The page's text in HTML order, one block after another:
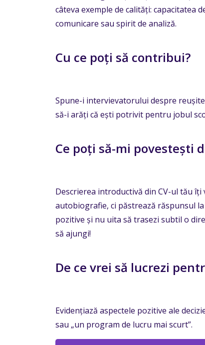
câteva exemple de calități: capacitatea
comunicare sau spirit de analiză.
Cu ce poți să contribui?
Spune-i intervievatorului despre
să-i arăți că ești potrivit pentru jobul
Ce poți să-mi povestești
Descrierea introductivă din CV-ul tău
autobiografie, ci păstrează răspunsul
pozitive și nu uita să trasezi subtil o
să ajungi!
De ce vrei să lucrezi
Evidențiază aspectele pozitive ale
sau „un program de lucru mai scurt”.